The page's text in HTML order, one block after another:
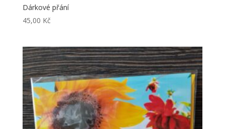
Dárkové přání
45,00 Kč